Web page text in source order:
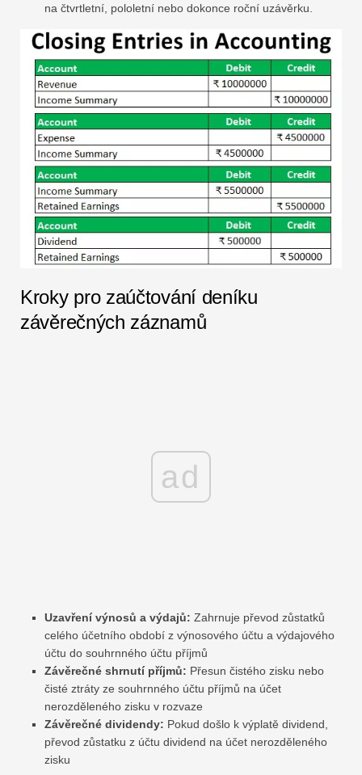
na čtvrtletní, pololetní nebo dokonce roční uzávěrku.
Kroky pro zaúčtování deníku
závěrečných záznamů
ad
Uzavření výnosů a výdajů: Zahrnuje převod zůstatků
celého účetního období z výnosového účtu a výdajového
účtu do souhrnného účtu příjmů
Závěrečné shrnutí příjmů: Přesun čistého zisku nebo
čisté ztráty ze souhrnného účtu příjmů na účet
nerozděleného zisku v rozvaze
Závěrečné dividendy: Pokud došlo k výplatě dividend,
převod zůstatku z účtu dividend na účet nerozděleného
zisku